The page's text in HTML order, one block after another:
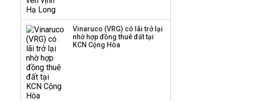
thanh lý toàn bộ cửa
hàng
Vinaruco (VRG) có lãi trở lại
nhờ hợp đồng thuê đất tại
KCN Cộng Hòa